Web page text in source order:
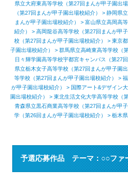
県立大府東高等学校（第27回まんが甲子園出場
（第27回まんが甲子園出場校紹介）
> 静岡県
まんが甲子園出場校紹介）
> 富山県立高岡高
紹介）
> 高岡龍谷高等学校（第27回まんが甲子
校（第27回まんが甲子園出場校紹介）
> 東京
子園出場校紹介）
> 群馬県立高崎東高等学校（
日々輝学園高等学校宇都宮キャンパス（第27
県立栃木女子高等学校（第27回まんが甲子園出
等学校（第27回まんが甲子園出場校紹介）
>
が甲子園出場校紹介）
> 国際アート&デザイン
園出場校紹介）
> 東北生活文化大学高等学校（
青森県立黒石商業高等学校（第27回まんが甲子
学（第26回まんが甲子園出場校紹介）
> 栃木
予選応募作品 テーマ：○○ファ